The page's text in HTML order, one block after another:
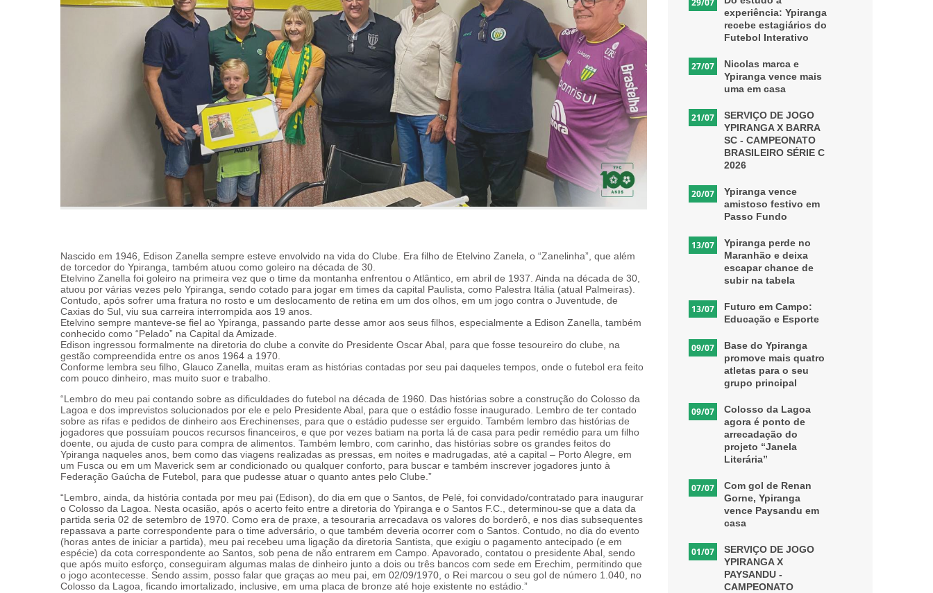
Nascido em 1946, Edison Zanella sempre esteve envolvido na vida do Clube. Era filho de Etelvino Zanela, o “Zanelinha”, que além
de torcedor do Ypiranga, também atuou como goleiro na década de 30.
Etelvino Zanella foi goleiro na primeira vez que o time da montanha enfrentou o Atlântico, em abril de 1937. Ainda na década de 30,
atuou por várias vezes pelo Ypiranga, sendo cotado para jogar em times da capital Paulista, como Palestra Itália (atual Palmeiras).
Contudo, após sofrer uma fratura no rosto e um deslocamento de retina em um dos olhos, em um jogo contra o Juventude, de
Caxias do Sul, viu sua carreira interrompida aos 19 anos.
Etelvino sempre manteve-se fiel ao Ypiranga, passando parte desse amor aos seus filhos, especialmente a Edison Zanella, também
conhecido como “Pelado” na Capital da Amizade.
Edison ingressou formalmente na diretoria do clube a convite do Presidente Oscar Abal, para que fosse tesoureiro do clube, na
gestão compreendida entre os anos 1964 a 1970.
Conforme lembra seu filho, Glauco Zanella, muitas eram as histórias contadas por seu pai daqueles tempos, onde o futebol era feito
com pouco dinheiro, mas muito suor e trabalho.
“Lembro do meu pai contando sobre as dificuldades do futebol na década de 1960. Das histórias sobre a construção do Colosso da
Lagoa e dos imprevistos solucionados por ele e pelo Presidente Abal, para que o estádio fosse inaugurado. Lembro de ter contado
sobre as rifas e pedidos de dinheiro aos Erechinenses, para que o estádio pudesse ser erguido. Também lembro das histórias de
jogadores que possuíam poucos recursos financeiros, e que por vezes batiam na porta lá de casa para pedir remédio para um filho
doente, ou ajuda de custo para compra de alimentos. Também lembro, com carinho, das histórias sobre os grandes feitos do
Ypiranga naqueles anos, bem como das viagens realizadas as pressas, em noites e madrugadas, até a capital – Porto Alegre, em
um Fusca ou em um Maverick sem ar condicionado ou qualquer conforto, para buscar e também inscrever jogadores junto à
Federação Gaúcha de Futebol, para que pudesse atuar o quanto antes pelo Clube.”
“Lembro, ainda, da história contada por meu pai (Edison), do dia em que o Santos, de Pelé, foi convidado/contratado para inaugurar
o Colosso da Lagoa. Nesta ocasião, após o acerto feito entre a diretoria do Ypiranga e o Santos F.C., determinou-se que a data da
partida seria 02 de setembro de 1970. Como era de praxe, a tesouraria arrecadava os valores do borderô, e nos dias subsequentes
repassava a parte correspondente para o time adversário, o que também deveria ocorrer com o Santos. Contudo, no dia do evento
(horas antes de iniciar a partida), meu pai recebeu uma ligação da diretoria Santista, que exigiu o pagamento antecipado (e em
espécie) da cota correspondente ao Santos, sob pena de não entrarem em Campo. Apavorado, contatou o presidente Abal, sendo
que após muito esforço, conseguiram algumas malas de dinheiro junto a dois ou três bancos com sede em Erechim, permitindo que
o jogo acontecesse. Sendo assim, posso falar que graças ao meu pai, em 02/09/1970, o Rei marcou o seu gol de número 1.040, no
Colosso da Lagoa, ficando imortalizado, inclusive, em uma placa de bronze até hoje existente no estádio.”
29/07
experiência: Ypiranga
recebe estagiários do
Futebol Interativo
27/07
Nicolas marca e
Ypiranga vence mais
uma em casa
21/07
SERVIÇO DE JOGO
YPIRANGA X BARRA
SC - CAMPEONATO
BRASILEIRO SÉRIE C
2026
20/07
Ypiranga vence
amistoso festivo em
Passo Fundo
13/07
Ypiranga perde no
Maranhão e deixa
escapar chance de
subir na tabela
13/07
Futuro em Campo:
Educação e Esporte
09/07
Base do Ypiranga
promove mais quatro
atletas para o seu
grupo principal
09/07
Colosso da Lagoa
agora é ponto de
arrecadação do
projeto “Janela
Literária”
07/07
Com gol de Renan
Gorne, Ypiranga
vence Paysandu em
casa
01/07
SERVIÇO DE JOGO
YPIRANGA X
PAYSANDU -
CAMPEONATO